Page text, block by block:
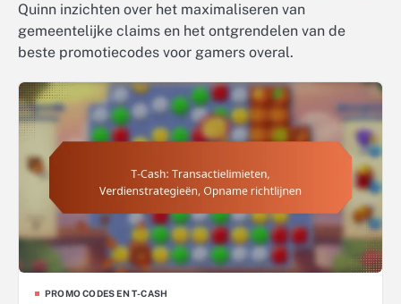
Quinn inzichten over het maximaliseren van
gemeentelijke claims en het ontgrendelen van de
beste promotiecodes voor gamers overal.
PROMO CODES EN T-CASH